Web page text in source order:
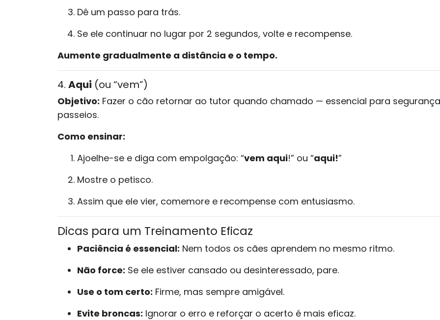
Dê um passo para trás.
Se ele continuar no lugar por 2 segundos, volte e recompense.
Aumente gradualmente a distância e o tempo.
4. Aqui (ou “vem”)
Objetivo: Fazer o cão retornar ao tutor quando chamado — essencial para
passeios.
Como ensinar:
Ajoelhe-se e diga com empolgação: “vem aqui!” ou “aqui!”
Mostre o petisco.
Assim que ele vier, comemore e recompense com entusiasmo.
Dicas para um Treinamento Eficaz
Paciência é essencial: Nem todos os cães aprendem no mesmo ritmo.
Não force: Se ele estiver cansado ou desinteressado, pare.
Use o tom certo: Firme, mas sempre amigável.
Evite broncas: Ignorar o erro e reforçar o acerto é mais eficaz.